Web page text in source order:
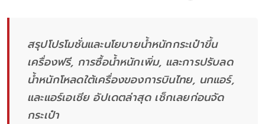
สรุปโปรโมชั่นและนโยบายน้ำหนักกระเป๋าขึ้น
เครื่องฟรี, การซื้อน้ำหนักเพิ่ม, และการปรับลด
น้ำหนักโหลดใต้เครื่องของการบินไทย, นกแอร์,
และแอร์เอเชีย อัปเดตล่าสุด เช็กเลยก่อนจัด
กระเป๋า